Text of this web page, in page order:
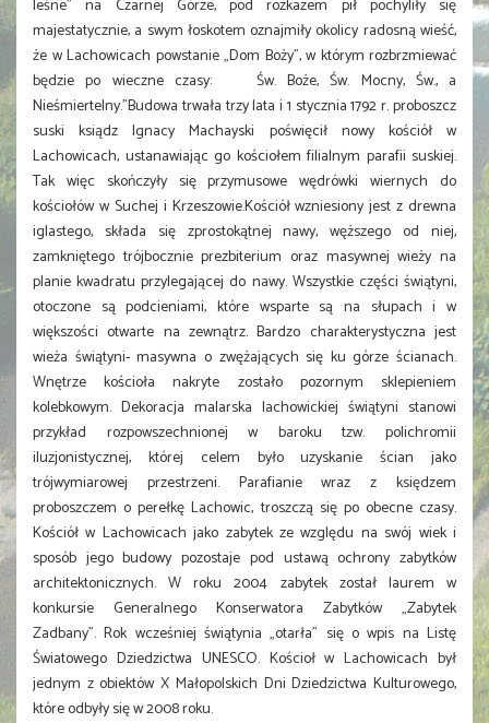
leśne” na Czarnej Górze, pod rozkazem pił pochyliły się
majestatycznie, a swym łoskotem oznajmiły okolicy radosną wieść,
że w Lachowicach powstanie „Dom Boży”, w którym rozbrzmiewać
będzie po wieczne czasy: Św. Boże, Św. Mocny, Św., a
Nieśmiertelny.”Budowa trwała trzy lata i 1 stycznia 1792 r. proboszcz
suski ksiądz Ignacy Machayski poświęcił nowy kościół w
Lachowicach, ustanawiając go kościołem filialnym parafii suskiej.
Tak więc skończyły się przymusowe wędrówki wiernych do
kościołów w Suchej i Krzeszowie.Kościół wzniesiony jest z drewna
iglastego, składa się zprostokątnej nawy, węższego od niej,
zamkniętego trójbocznie prezbiterium oraz masywnej wieży na
planie kwadratu przylegającej do nawy. Wszystkie części świątyni,
otoczone są podcieniami, które wsparte są na słupach i w
większości otwarte na zewnątrz. Bardzo charakterystyczna jest
wieża świątyni- masywna o zwężających się ku górze ścianach.
Wnętrze kościoła nakryte zostało pozornym sklepieniem
kolebkowym. Dekoracja malarska lachowickiej świątyni stanowi
przykład rozpowszechnionej w baroku tzw. polichromii
iluzjonistycznej, której celem było uzyskanie ścian jako
trójwymiarowej przestrzeni. Parafianie wraz z księdzem
proboszczem o perełkę Lachowic, troszczą się po obecne czasy.
Kościół w Lachowicach jako zabytek ze względu na swój wiek i
sposób jego budowy pozostaje pod ustawą ochrony zabytków
architektonicznych. W roku 2004 zabytek został laurem w
konkursie Generalnego Konserwatora Zabytków „Zabytek
Zadbany”. Rok wcześniej świątynia „otarła” się o wpis na Listę
Światowego Dziedzictwa UNESCO. Kościoł w Lachowicach był
jednym z obiektów X Małopolskich Dni Dziedzictwa Kulturowego,
które odbyły się w 2008 roku.